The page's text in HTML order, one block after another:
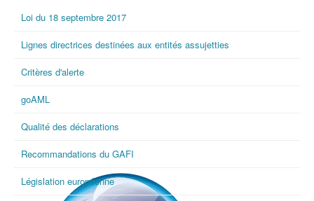
Loi du 18 septembre 2017
Lignes directrices destinées aux entités assujetties
Critères d'alerte
goAML
Qualité des déclarations
Recommandations du GAFI
Législation européenne